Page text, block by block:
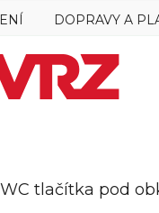
DOPRAVY A
WC tlačítka pod